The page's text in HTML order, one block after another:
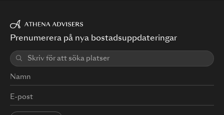
Prenumerera på nya bostadsuppdateringar